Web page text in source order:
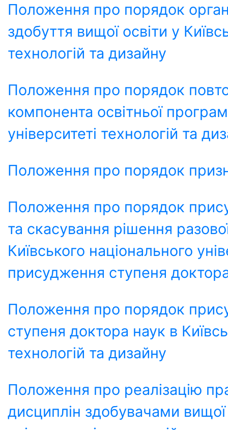
Положення про порядок
здобуття вищої освіти у
технологій та дизайну
Положення про порядок
компонента освітньої
університеті технологій та
Положення про порядок
Положення про порядок
та скасування рішення
Київського національного
присудження ступеня доктора
Положення про порядок
ступеня доктора наук в
технологій та дизайну
Положення про реалізацію
дисциплін здобувачами